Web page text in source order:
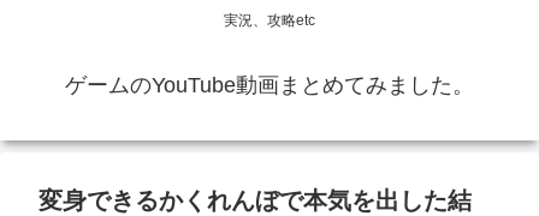
実況、攻略etc
ゲームのYouTube動画まとめてみました。
変身できるかくれんぼで本気を出した結